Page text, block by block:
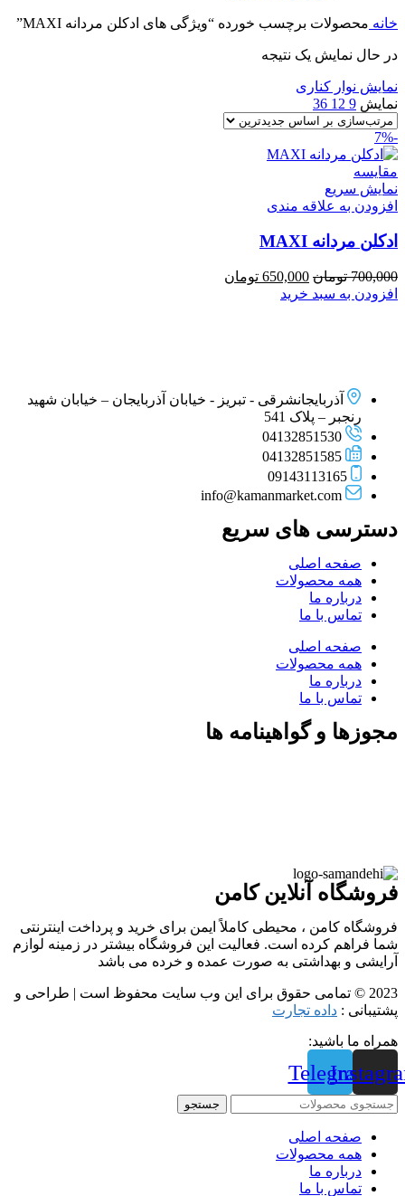
خانه محصولات برچسب خورده “ویژگی های ادكلن مردانه MAXI”
در حال نمایش یک نتیجه
نمایش نوار کناری
نمایش 9
12
36
-7%
مقايسه
نمایش سریع
افزودن به علاقه مندی
ادكلن مردانه MAXI
700,000 تومان قیمت
اصلی
650,000 تومان
افزودن به سبد خرید
آذربایجانشرقی - تبریز - خیابان آذربایجان – خیابان شهید
رنجبر – پلاک 541
04132851530
04132851585
09143113165
info@kamanmarket.com
دسترسی های سریع
صفحه اصلی
همه محصولات
درباره ما
تماس با ما
صفحه اصلی
همه محصولات
درباره ما
تماس با ما
مجوزها و گواهینامه ها
فروشگاه آنلاین کامن
فروشگاه کامن ، محیطی کاملاً ایمن برای خرید و پرداخت اینترنتی
شما فراهم کرده است. فعالیت این فروشگاه بیشتر در زمینه لوازم
آرایشی و بهداشتی به صورت عمده و خرده می باشد
2023 © تمامی حقوق برای این وب سایت محفوظ است | طراحی و
پشتیبانی : داده تجارت
همراه ما باشید:
Telegram
جستجو
صفحه اصلی
همه محصولات
درباره ما
تماس با ما